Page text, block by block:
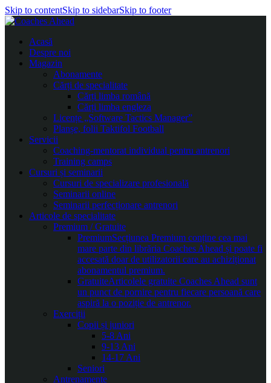
Skip to contentSkip to sidebarSkip to footer
Acasă
Despre noi
Magazin
Abonamente
Cărți de specialitate
Cărți limba română
Cărți limba engleza
Licențe „Software Tactics Manager”
Planșe, folii Taktifol Football
Servicii
Coaching-mentorat individual pentru antrenori
Training camps
Cursuri și seminarii
Cursuri de specializare profesională
Seminarii online
Seminarii perfecționare antrenori
Articole de specialitate
Premium / Gratuite
PremiumSecțiunea Premium conține cea mai
mare parte din librăria Coaches Ahead și poate fi
accesată doar de utilizatorii care au achiziționat
abonamentul premium.
GratuiteArticolele gratuite Coaches Ahead sunt
un punct de pornire pentru fiecare persoană care
aspiră la o poziție de antrenor.
Exerciții
Copii și juniori
5-8 Ani
9-13 Ani
14-17 Ani
Seniori
Antrenamente